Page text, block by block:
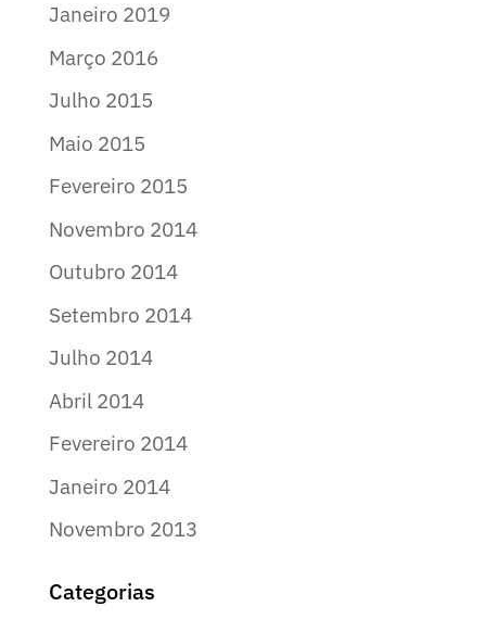
Janeiro 2019
Março 2016
Julho 2015
Maio 2015
Fevereiro 2015
Novembro 2014
Outubro 2014
Setembro 2014
Julho 2014
Abril 2014
Fevereiro 2014
Janeiro 2014
Novembro 2013
Categorias